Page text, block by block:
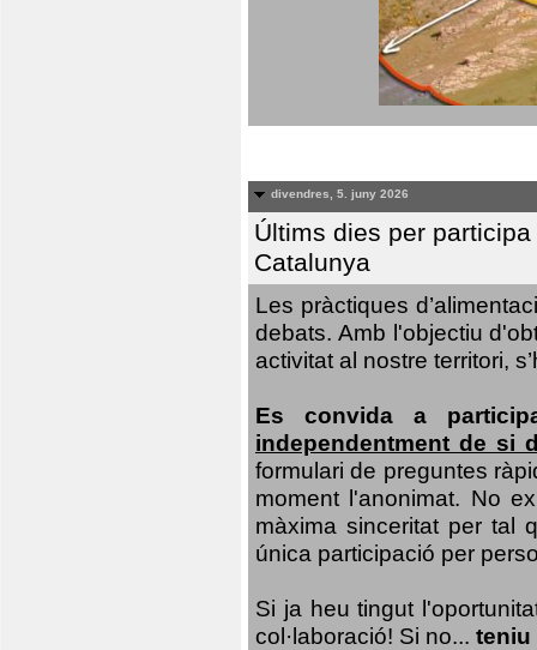
divendres, 5. juny 2026
Últims dies per
Catalunya
Les pràctiques
debats. Amb l'objectiu
activitat al nostre territori,
Es convida a
independentment de si
formulari de preguntes
moment l'anonimat. No
màxima sinceritat per tal
única participació per
Si ja heu tingut
col·laboració! Si no... teniu